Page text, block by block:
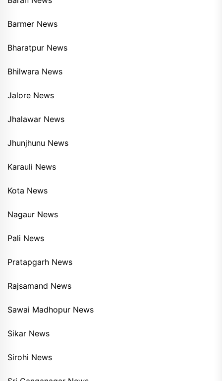
Barmer News
Bharatpur News
Bhilwara News
Jalore News
Jhalawar News
Jhunjhunu News
Karauli News
Kota News
Nagaur News
Pali News
Pratapgarh News
Rajsamand News
Sawai Madhopur News
Sikar News
Sirohi News